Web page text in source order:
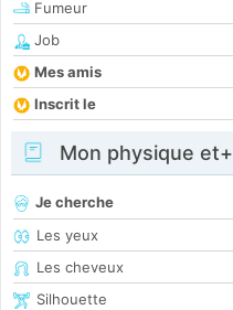
Fumeur
Job
Mes amis
Inscrit le
Mon physique et+
Je cherche
Les yeux
Les cheveux
Silhouette